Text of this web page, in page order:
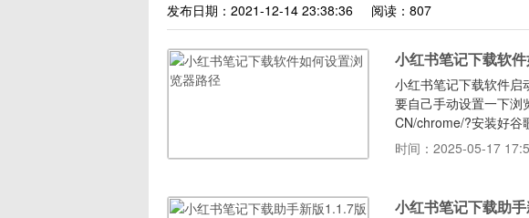
发布日期：2021-12-14 23:38:36 阅读：807
小红书笔记下载软
小红书笔记下载软件启
要自己手动设置一下浏
CN/chrome/?安装好谷
具体安装路径然后重启
时间：2025-05-17
小红书笔记下载助